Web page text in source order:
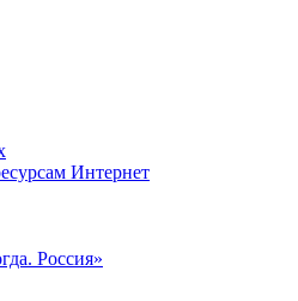
Интернет
Россия»